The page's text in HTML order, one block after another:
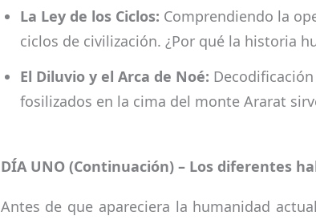
La Ley de los Ciclos: Comprendiendo la
ciclos de civilización. ¿Por qué la historia
El Diluvio y el Arca de Noé:
fosilizados en la cima del monte Ararat
DÍA UNO (Continuación) – Los diferentes
Antes de que apareciera la humanidad